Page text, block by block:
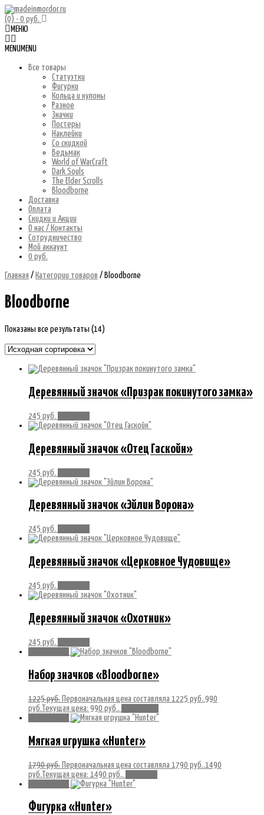
(0) - 0 руб.
МЕНЮ
MENU MENU
Все товары
Статуэтки
Фигурки
Кольца и кулоны
Разное
Значки
Постеры
Наклейки
Со скидкой
Ведьмак
World of WarCraft
Dark Souls
The Elder Scrolls
Bloodborne
Доставка
Оплата
Скидки и Акции
О нас / Контакты
Сотрудничество
Мой аккаунт
0 руб.
Главная / Категории товаров / Bloodborne
Bloodborne
Показаны все результаты (14)
Деревянный значок «Призрак покинутого замка»
245 руб.
Деревянный значок «Отец Гаскойн»
245 руб.
Деревянный значок «Эйлин Ворона»
245 руб.
Деревянный значок «Церковное Чудовище»
245 руб.
Деревянный значок «Охотник»
245 руб.
Набор значков «Bloodborne»
1225руб. Первоначальная цена составляла 1225 руб..990
руб. Текущая цена: 990 руб..
Мягкая игрушка «Hunter»
1790руб. Первоначальная цена составляла 1790 руб..1490
руб.Текущая цена: 1490 руб..
Фигурка «Hunter»